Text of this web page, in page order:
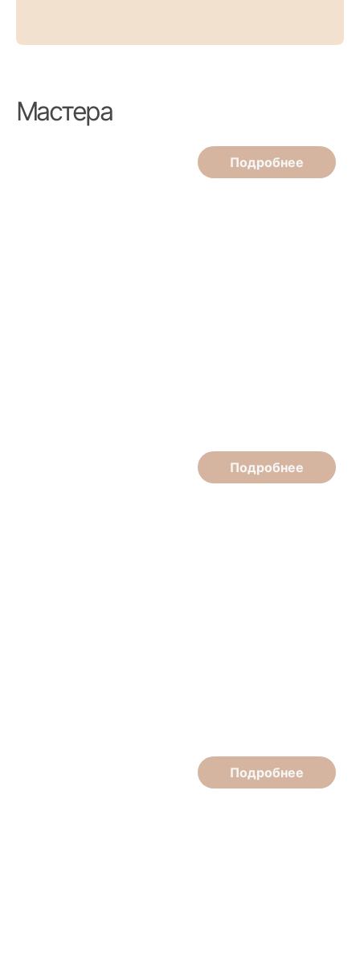
Мастера
Подробнее
Подробнее
Подробнее